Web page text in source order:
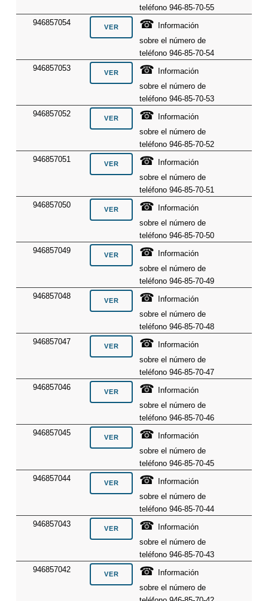
teléfono 946-85-70-55
946857054
☎ Información
sobre el número de
teléfono 946-85-70-54
946857053
☎ Información
sobre el número de
teléfono 946-85-70-53
946857052
☎ Información
sobre el número de
teléfono 946-85-70-52
946857051
☎ Información
sobre el número de
teléfono 946-85-70-51
946857050
☎ Información
sobre el número de
teléfono 946-85-70-50
946857049
☎ Información
sobre el número de
teléfono 946-85-70-49
946857048
☎ Información
sobre el número de
teléfono 946-85-70-48
946857047
☎ Información
sobre el número de
teléfono 946-85-70-47
946857046
☎ Información
sobre el número de
teléfono 946-85-70-46
946857045
☎ Información
sobre el número de
teléfono 946-85-70-45
946857044
☎ Información
sobre el número de
teléfono 946-85-70-44
946857043
☎ Información
sobre el número de
teléfono 946-85-70-43
946857042
☎ Información
sobre el número de